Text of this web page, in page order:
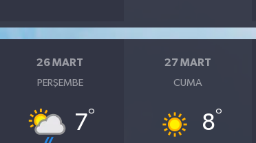
26 MART
PERŞEMBE
7°
27 MART
CUMA
8°